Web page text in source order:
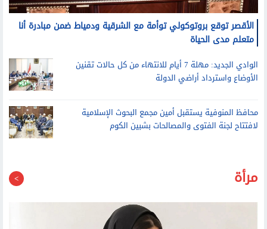
الأقصر توقع بروتوكولي توأمة مع الشرقية ودمياط ضمن مبادرة أنا
متعلم مدى الحياة
الوادي الجديد: مهلة 7 أيام للانتهاء من كل حالات تقنين
الأوضاع واسترداد أراضي الدولة
محافظ المنوفية يستقبل أمين مجمع البحوث الإسلامية
لافتتاح لجنة الفتوى والمصالحات بشبين الكوم
مرأة